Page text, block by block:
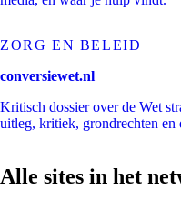
ZORG EN BELEID
conversiewet.nl
Kritisch dossier over de Wet
uitleg, kritiek, grondrechten en
Alle sites in het